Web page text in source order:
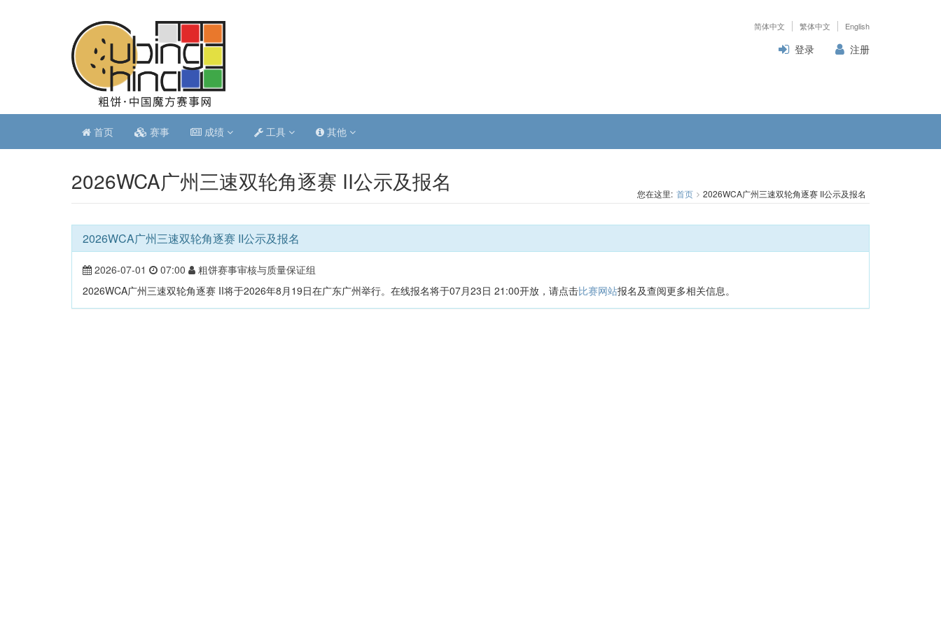
简体中文 繁体中文 English
登录 注册
首页 赛事 成绩 工具 其他
2026WCA广州三速双轮角逐赛 II公示及报名 您在这里: 首页 2026WCA广州三速双轮角逐赛 II公示及报名
2026WCA广州三速双轮角逐赛 II公示及报名
2026-07-01 07:00
粗饼赛事审核与质量保证组
2026WCA广州三速双轮角逐赛 II将于2026年8月19日在广东广州举行。在线报名将于07月23日 21:00开放，请点击比赛网站报名及查阅更多相关信息。